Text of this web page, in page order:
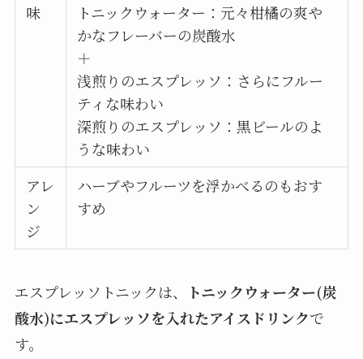
味
トニックウォーター：元々柑橘の爽や
かなフレーバーの炭酸水
＋
浅煎りのエスプレッソ：さらにフルー
ティな味わい
深煎りのエスプレッソ：黒ビールのよ
うな味わい
アレ
ン
ジ
ハーブやフルーツを浮かべるのもおす
すめ
エスプレッソトニックは、
トニックウォーター(炭
酸水)にエスプレッソを入れたアイスドリンクで
す。